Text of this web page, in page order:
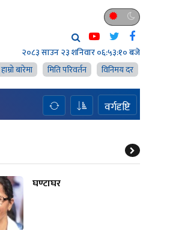
२०८३ साउन २३ शनिवार०६:५३:११ बजे
हाम्राे बारेमा
मिति परिवर्तन विनिमय दर
वर्गदृष्टि
घण्टाघर